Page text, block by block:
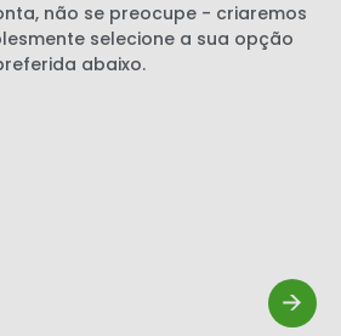
não se preocupe - criaremos
selecione a sua opção
abaixo.